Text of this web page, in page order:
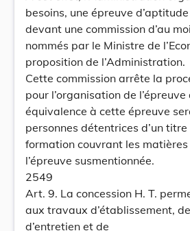
besoins, une épreuve
devant une commission d’au
nommés par le Ministre de
proposition de l’Administration.
Cette commission arrête la
pour l’organisation de
équivalence à cette épreuve
personnes détentrices d’un
formation couvrant les matières
l’épreuve susmentionnée.
2549
Art. 9. La concession H. T.
aux travaux d’établissement,
d’entretien et de